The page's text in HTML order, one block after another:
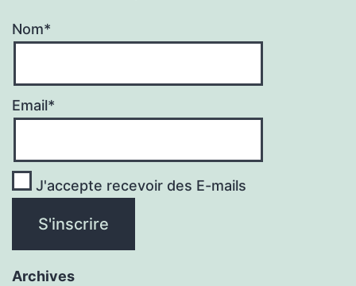
Nom*
Email*
J'accepte recevoir des E-mails
Archives